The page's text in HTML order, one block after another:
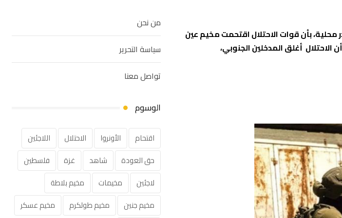
محلية، بأن قوات الاحتلال اقتحمت مخيم عين
الاحتلال أغلق المدخلين الجنوبي،
من نحن
سياسة التحرير
تواصل معنا
الوسوم
اقتحام الأونروا الاحتلال
اللاجئين
حق العودة
شاهد غزة
فلسطين
لاجئين
مخيمات
مخيم بلاطة
مخيم جنين
مخيم طولكرم مخيم عسكر